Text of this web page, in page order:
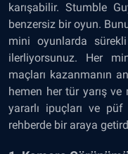
karışabilir. Stumble
benzersiz bir oyun.
mini oyunlarda
ilerliyorsunuz. Her
maçları kazanmanın
hemen her tür yarış
yararlı ipuçları ve
rehberde bir araya